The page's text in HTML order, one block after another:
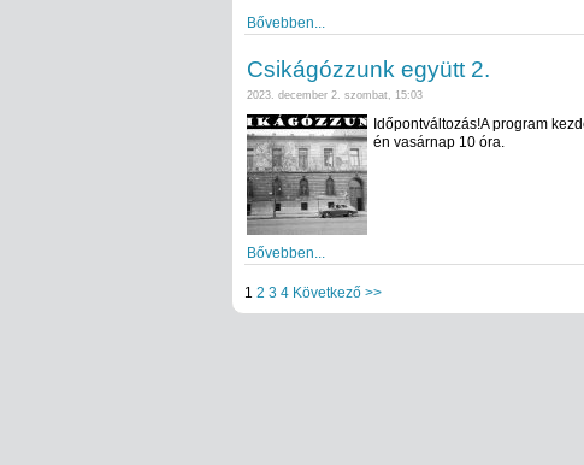
Bővebben...
Csikágózzunk együtt 2.
2023. december 2. szombat, 15:03
Időpontváltozás!A program
én vasárnap 10 óra.
Bővebben...
1 2 3 4 Következő >>